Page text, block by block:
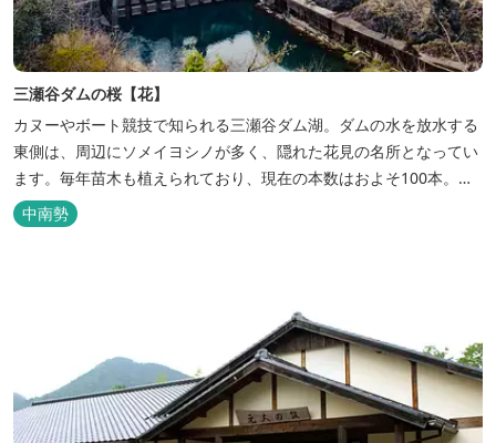
三瀬谷ダムの桜【花】
カヌーやボート競技で知られる三瀬谷ダム湖。ダムの水を放水する
東側は、周辺にソメイヨシノが多く、隠れた花見の名所となってい
ます。毎年苗木も植えられており、現在の本数はおよそ100本。
2026年の桜の開花状況はこちら
中南勢